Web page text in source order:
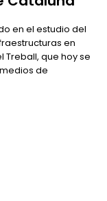
en el estudio del
en
Treball, que hoy se
de